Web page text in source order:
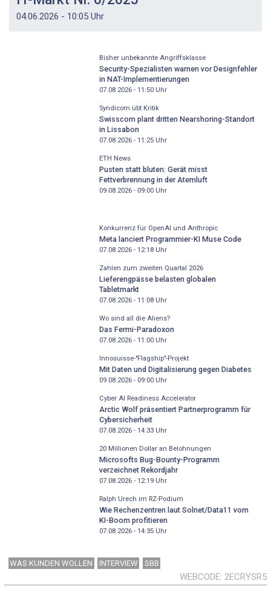
04.06.2026 - 10:05 Uhr
Bisher unbekannte Angriffsklasse
Security-Spezialisten warnen vor Designfehler
in NAT-Implementierungen
07.08.2026 - 11:50Uhr
Syndicom übt Kritik
Swisscom plant dritten Nearshoring-Standort
in Lissabon
07.08.2026 - 11:25Uhr
ETH News
Pusten statt bluten: Gerät misst
Fettverbrennung in der Atemluft
09.08.2026 - 09:00Uhr
Konkurrenz für OpenAI und Anthropic
Meta lanciert Programmier-KI Muse Code
07.08.2026 - 12:18Uhr
Zahlen zum zweiten Quartal 2026
Lieferengpässe belasten globalen
Tabletmarkt
07.08.2026 - 11:08Uhr
Wo sind all die Aliens?
Das Fermi-Paradoxon
07.08.2026 - 11:00Uhr
Innosuisse-"Flagship"-Projekt
Mit Daten und Digitalisierung gegen Diabetes
09.08.2026 - 09:00Uhr
Cyber AI Readiness Accelerator
Arctic Wolf präsentiert Partnerprogramm für
Cybersicherheit
07.08.2026 - 14:33Uhr
20 Millionen Dollar an Belohnungen
Microsofts Bug-Bounty-Programm
verzeichnet Rekordjahr
07.08.2026 - 12:19Uhr
Ralph Urech im RZ-Podium
Wie Rechenzentren laut Solnet/Data11 vom
KI-Boom profitieren
07.08.2026 - 14:35Uhr
WAS KUNDEN WOLLEN INTERVIEW SBB
WEBCODE 2ECRYSR5